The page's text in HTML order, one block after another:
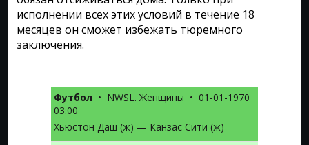
исполнении всех этих условий в течение 18
месяцев он сможет избежать тюремного
заключения.
Футбол • NWSL. Женщины • 01-01-1970
03:00
Хьюстон Даш (ж) — Канзас Сити (ж)